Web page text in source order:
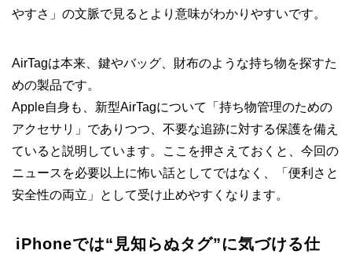
やすさ」の文脈で見るとより意味がわかりやすいです。
AirTagは本来、鍵やバッグ、財布のような持ち物を探すた
めの製品です。
Apple自身も、新型AirTagについて「持ち物管理のための
アクセサリ」でありつつ、不要な追跡に対する保護を備え
ていると説明しています。ここを押さえておくと、今回の
ニュースを必要以上に怖い話としてではなく、「便利さと
安全性の両立」として受け止めやすくなります。
iPhoneでは“見知らぬタグ”に気づける仕